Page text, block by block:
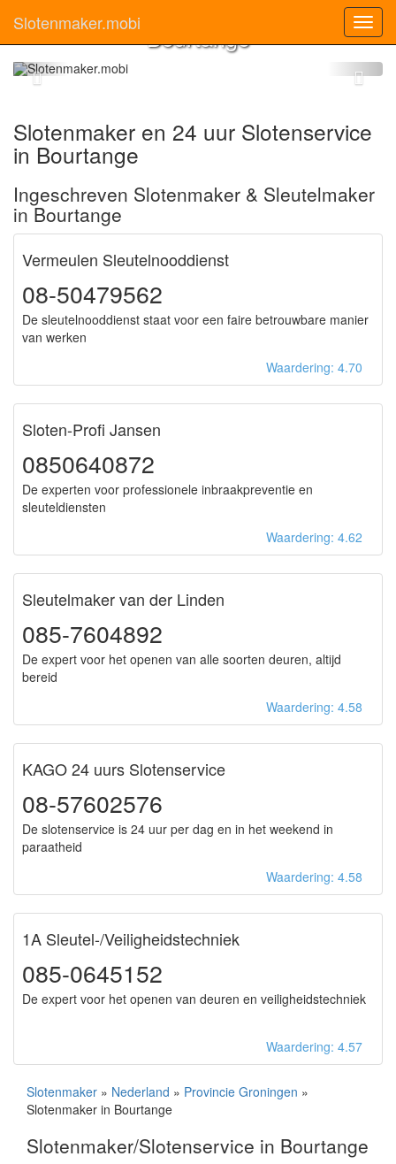
Slotenmaker.mobiSlotenmaker
Bourtange
Slotenmaker en 24 uur Slotenservice
in Bourtange
Ingeschreven Slotenmaker & Sleutelmaker
in Bourtange
Vermeulen Sleutelnooddienst
08-50479562
De sleutelnooddienst staat voor een faire betrouwbare manier
van werken
Waardering: 4.70
Sloten-Profi Jansen
0850640872
De experten voor professionele inbraakpreventie en
sleuteldiensten
Waardering: 4.62
Sleutelmaker van der Linden
085-7604892
De expert voor het openen van alle soorten deuren, altijd
bereid
Waardering: 4.58
KAGO 24 uurs Slotenservice
08-57602576
De slotenservice is 24 uur per dag en in het weekend in
paraatheid
Waardering: 4.58
1A Sleutel-/Veiligheidstechniek
085-0645152
De expert voor het openen van deuren en veiligheidstechniek
Waardering: 4.57
Slotenmaker » Nederland » Provincie Groningen »
Slotenmaker in Bourtange
Slotenmaker/Slotenservice in Bourtange